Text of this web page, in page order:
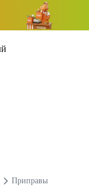
Приправы